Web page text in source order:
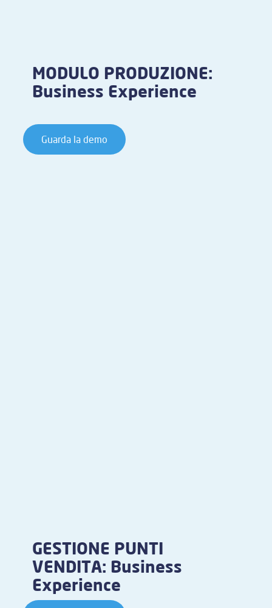
MODULO PRODUZIONE:
Business Experience
Guarda la demo
GESTIONE PUNTI
VENDITA: Business
Experience